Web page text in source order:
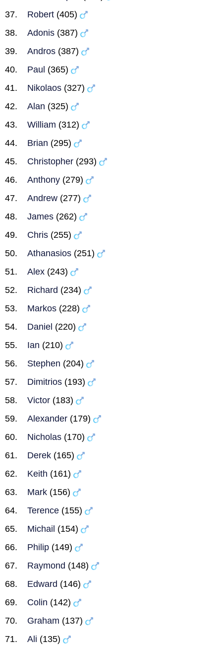
Robert (405)
Adonis (387)
Andros (387)
Paul (365)
Nikolaos (327)
Alan (325)
William (312)
Brian (295)
Christopher (293)
Anthony (279)
Andrew (277)
James (262)
Chris (255)
Athanasios (251)
Alex (243)
Richard (234)
Markos (228)
Daniel (220)
Ian (210)
Stephen (204)
Dimitrios (193)
Victor (183)
Alexander (179)
Nicholas (170)
Derek (165)
Keith (161)
Mark (156)
Terence (155)
Michail (154)
Philip (149)
Raymond (148)
Edward (146)
Colin (142)
Graham (137)
Ali (135)